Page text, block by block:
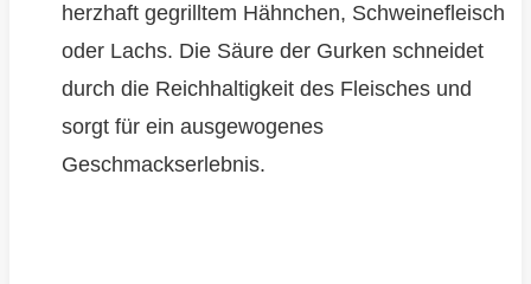
herzhaft gegrilltem Hähnchen, Schweinefleisch
oder Lachs. Die Säure der Gurken schneidet
durch die Reichhaltigkeit des Fleisches und
sorgt für ein ausgewogenes
Geschmackserlebnis.